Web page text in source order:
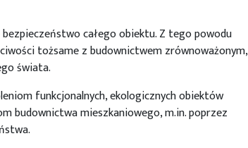
całego obiektu. Z tego powodu
tożsame z budownictwem zrównoważonym,
świata.
funkcjonalnych, ekologicznych obiektów
budownictwa mieszkaniowego, m.in. poprzez